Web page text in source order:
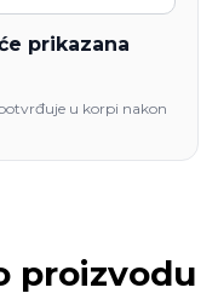
prikazana
u korpi nakon
proizvodu